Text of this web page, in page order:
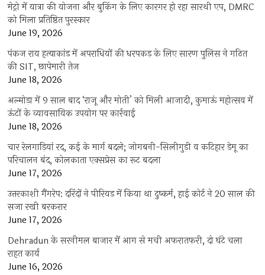
मेट्रो में यात्रा की योजना और बुकिंग के लिए कारगर हो रहा सारथी एप, DMRC
को मिला प्रतिष्ठित पुरस्कार
June 19, 2026
पंकज राय हत्याकांड में अपराधियों की धरपकड़ के लिए सारण पुलिस ने गठित
की SIT, छापेमारी तेज
June 18, 2026
अल्मोड़ा में 9 साल बाद ‘राजू और मोती’ को मिली आजादी, कुमाऊं महोत्सव में
ऊंटों के व्यावसायिक उपयोग पर कार्रवाई
June 18, 2026
चार रेलगाड़ियां रद, कई के मार्ग बदले; जोगबनी-सिलीगुड़ी व कटिहार डेमू का
परिचालन बंद, कोलकाता एक्सप्रेस का रूट बदला
June 17, 2026
उत्तरकाशी गैंगरेप: दरिंदों ने पीरियड में किया था दुष्कर्म, हाई कोर्ट ने 20 साल की
सजा रखी बरकरार
June 17, 2026
Dehradun के सरनीमल बाजार में आग से मची अफरातफरी, दो घंटे चला
राहत कार्य
June 16, 2026